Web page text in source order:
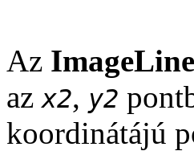
Az
az x2, y2
koordinátájú